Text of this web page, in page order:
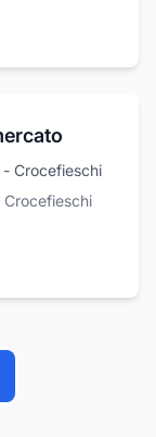
Crocefieschi
Crocefieschi